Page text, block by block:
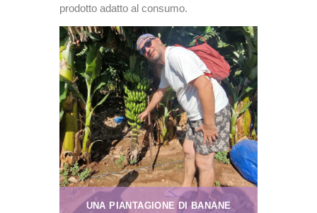
prodotto adatto al consumo.
UNA PIANTAGIONE DI BANANE